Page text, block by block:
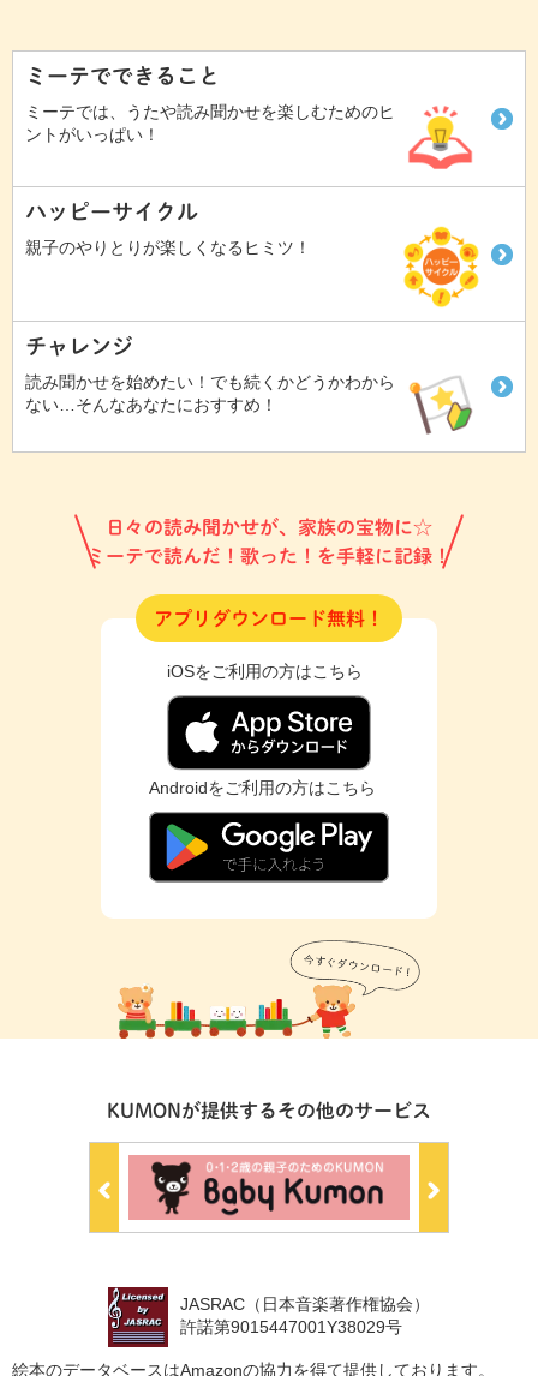
ミーテでできること
ミーテでは、うたや読み聞かせを楽しむためのヒ
ントがいっぱい！
ハッピーサイクル
親子のやりとりが楽しくなるヒミツ！
チャレンジ
読み聞かせを始めたい！でも続くかどうかわから
ない…そんなあなたにおすすめ！
日々の読み聞かせが、家族の宝物に☆
ミーテで読んだ！歌った！を手軽に記録！
アプリダウンロード無料！
iOSをご利用の方はこちら
Androidをご利用の方はこちら
KUMONが提供するその他のサービス
JASRAC（日本音楽著作権協会）
許諾第9015447001Y38029号
絵本のデータベースはAmazonの協力を得て提供しております。